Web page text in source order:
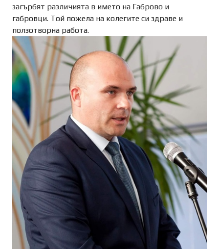
загърбят различията в името на Габрово и
габровци. Той пожела на колегите си здраве и
ползотворна работа.